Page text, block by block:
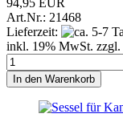
Art.Nr.: 21468
Lieferzeit:
inkl. 19% MwSt. zzgl.
In den Warenkorb